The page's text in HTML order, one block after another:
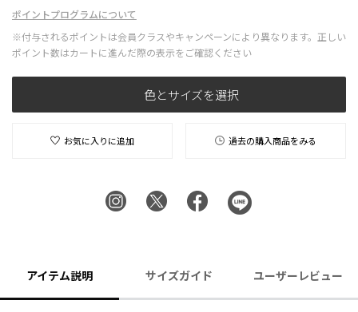
ポイントプログラムについて
※付与されるポイントは会員クラスやキャンペーンにより異なります。正しい
ポイント数はカートに進んだ際の表示をご確認ください
色とサイズを選択
お気に入りに追加 過去の購入商品をみる
アイテム説明 サイズガイド ユーザーレビュー